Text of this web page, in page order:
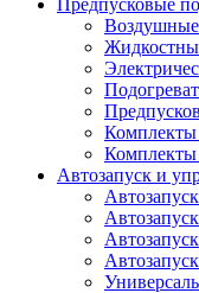
Воздушные
Автозапуск и